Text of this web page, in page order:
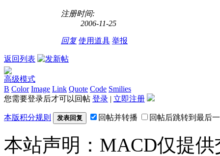
注册时间:
2006-11-25
回复 使用道具 举报
返回列表
高级模式
B Color Image Link Quote Code Smilies
您需要登录后才可以回帖 登录 | 立即注册
本版积分规则 发表回复 回帖并转播 回帖后跳转到最后
本站声明：MACD仅提